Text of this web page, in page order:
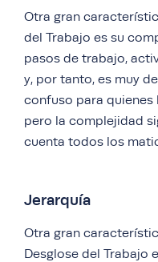
Otra gran
del Trabajo es su
pasos de trabajo,
y, por tanto, es muy
confuso para
pero la complejidad
cuenta todos los
Jerarquía
Otra gran
Desglose del Trabajo